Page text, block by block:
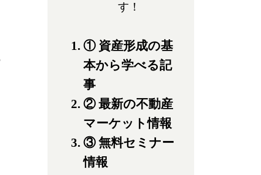
す！
① 資産形成の基
本から学べる記
事
② 最新の不動産
マーケット情報
③ 無料セミナー
情報